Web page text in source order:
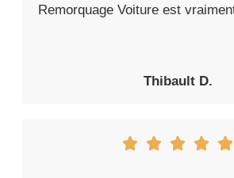
Remorquage Voiture est
Thibault D.